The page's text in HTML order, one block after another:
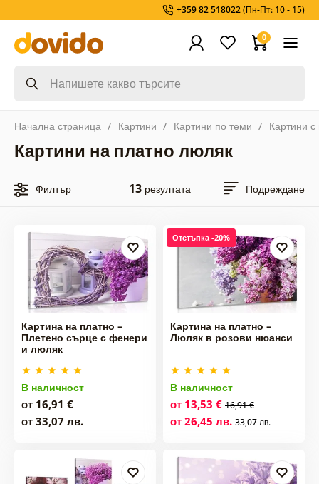
+359 82 518022(Пн-Пт: 10 - 15)
0
Начална страница Картини Картини по теми Картини с
Картини на платно люляк
Филтър 13резултата Подреждане
Картина на платно –
Плетено сърце с фенери
и люляк
В наличност
от 16,91 €
от 33,07 лв.
Отстъпка -20%
Картина на платно –
Люляк в розови нюанси
В наличност
от 13,53 € 16,91 €
от 26,45 лв. 33,07 лв.